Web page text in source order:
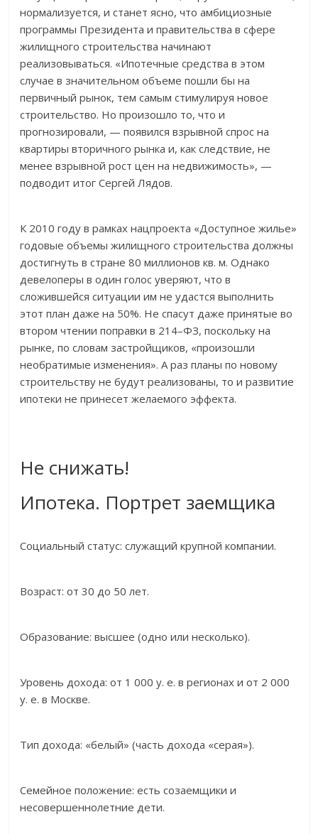
нормализуется, и станет ясно, что амбициозные
программы Президента и правительства в сфере
жилищного строительства начинают
реализовываться. «Ипотечные средства в этом
случае в значительном объеме пошли бы на
первичный рынок, тем самым стимулируя новое
строительство. Но произошло то, что и
прогнозировали, — появился взрывной спрос на
квартиры вторичного рынка и, как следствие, не
менее взрывной рост цен на недвижимость», —
подводит итог Сергей Лядов.
К 2010 году в рамках нацпроекта «Доступное жилье»
годовые объемы жилищного строительства должны
достигнуть в стране 80 миллионов кв. м. Однако
девелоперы в один голос уверяют, что в
сложившейся ситуации им не удастся выполнить
этот план даже на 50%. Не спасут даже принятые во
втором чтении поправки в 214–ФЗ, поскольку на
рынке, по словам застройщиков, «произошли
необратимые изменения». А раз планы по новому
строительству не будут реализованы, то и развитие
ипотеки не принесет желаемого эффекта.
Не снижать!
Ипотека. Портрет заемщика
Социальный статус: служащий крупной компании.
Возраст: от 30 до 50 лет.
Образование: высшее (одно или несколько).
Уровень дохода: от 1 000 у. е. в регионах и от 2 000
у. е. в Москве.
Тип дохода: «белый» (часть дохода «серая»).
Семейное положение: есть созаемщики и
несовершеннолетние дети.